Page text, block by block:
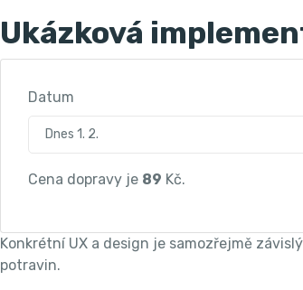
Ukázková
Datum
Dnes 1. 2.
Cena dopravy je 89 Kč.
Konkrétní UX a design je samozřejmě
potravin.